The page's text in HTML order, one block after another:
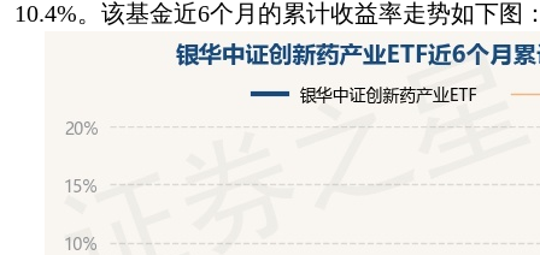
10.4%。该基金近6个月的累计收益率走势如下图